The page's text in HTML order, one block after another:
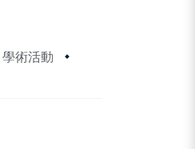
學術活動